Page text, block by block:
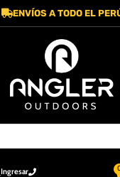
ENVÍOS A TODO EL
Ingresar